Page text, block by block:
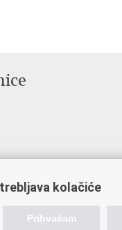
rad
kolačiće
Prihvaćam